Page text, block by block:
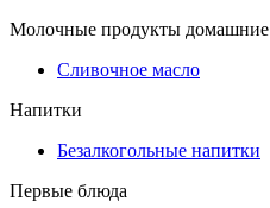
Молочные продукты домашние
Сливочное масло
Напитки
Безалкогольные напитки
Первые блюда